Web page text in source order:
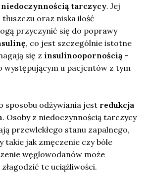
niedoczynnością tarczycy. Jej
oraz niska ilość
przyczynić się do poprawy
, co jest szczególnie istotne
się z insulinoopornością –
występującym u pacjentów z tym
sposobu odżywiania jest redukcja
. Osoby z niedoczynnością tarczycy
przewlekłego stanu zapalnego,
takie jak zmęczenie czy bóle
węglowodanów może
te uciążliwości.